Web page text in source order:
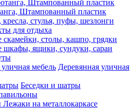
Штампованный пластик
стулья, пуфы, шезлонги
для отдыха
скамейки, столы, кашпо, грядки
шкафы, ящики, сундуки, сараи
Деревянная уличная
Беседки и шатры